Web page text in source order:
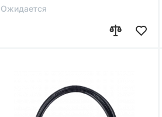
Ожидается